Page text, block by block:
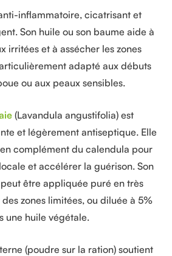
inflammatoire, cicatrisant et
Son huile ou son baume aide à
irritées et à assécher les zones
adapté aux débuts
ou aux peaux sensibles.
(Lavandula angustifolia) est
et légèrement antiseptique. Elle
complément du calendula pour
et accélérer la guérison. Son
être appliquée puré en très
zones limitées, ou diluée à 5%
une huile végétale.
(poudre sur la ration) soutient